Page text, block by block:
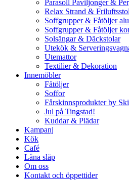
Parasoll Paviljonger &
Relax Strand &
Soffgrupper & Fåtöljer
Soffgrupper & Fåtöljer
Solsängar & Däckstolar
Utekök &
Utemattor
Textilier & Dekoration
Innemöbler
Fåtöljer
Soffor
Fårskinnsprodukter by
Jul på Tingstad!
Kuddar & Plädar
Kampanj
Kök
Café
Låna släp
Om oss
Kontakt och öppettider